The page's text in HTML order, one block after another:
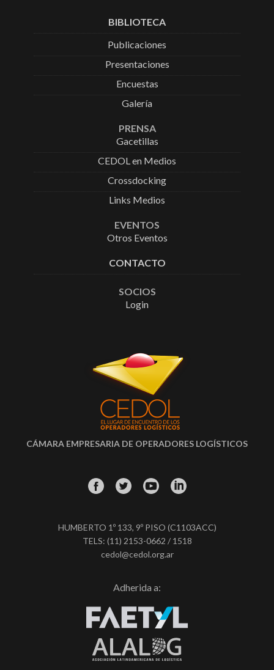
BIBLIOTECA
Publicaciones
Presentaciones
Encuestas
Galería
PRENSA
Gacetillas
CEDOL en Medios
Crossdocking
Links Medios
EVENTOS
Otros Eventos
CONTACTO
SOCIOS
Login
CÁMARA EMPRESARIA DE OPERADORES LOGÍSTICOS
HUMBERTO 1º 133, 9º PISO (C1103ACC)
TELS: (11) 2153-0662 / 1518
cedol@cedol.org.ar
Adherida a: